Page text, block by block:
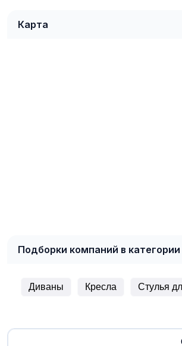
Карта
Подборки компаний в
Диваны Кресла Стулья